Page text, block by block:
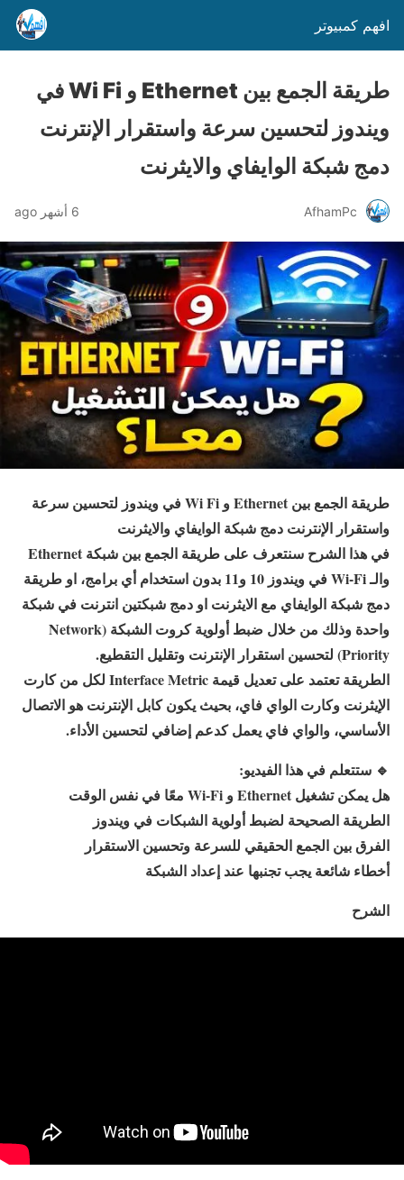
افهم كمبيوتر
طريقة الجمع بين Ethernet و Wi Fi في
ويندوز لتحسين سرعة واستقرار الإنترنت
دمج شبكة الوايفاي والايثرنت
AfhamPc 6 أشهر ago
طريقة الجمع بين Ethernet و Wi Fi في ويندوز لتحسين سرعة
واستقرار الإنترنت دمج شبكة الوايفاي والايثرنت
في هذا الشرح سنتعرف على طريقة الجمع بين شبكة Ethernet
والـ Wi-Fi في ويندوز 10 و11 بدون استخدام أي برامج، او طريقة
دمج شبكة الوايفاي مع الايثرنت او دمج شبكتين انترنت في شبكة
واحدة وذلك من خلال ضبط أولوية كروت الشبكة (Network
Priority) لتحسين استقرار الإنترنت وتقليل التقطيع.
الطريقة تعتمد على تعديل قيمة Interface Metric لكل من كارت
الإيثرنت وكارت الواي فاي، بحيث يكون كابل الإنترنت هو الاتصال
الأساسي، والواي فاي يعمل كدعم إضافي لتحسين الأداء.
🔹 ستتعلم في هذا الفيديو:
هل يمكن تشغيل Ethernet و Wi-Fi معًا في نفس الوقت
الطريقة الصحيحة لضبط أولوية الشبكات في ويندوز
الفرق بين الجمع الحقيقي للسرعة وتحسين الاستقرار
أخطاء شائعة يجب تجنبها عند إعداد الشبكة
الشرح